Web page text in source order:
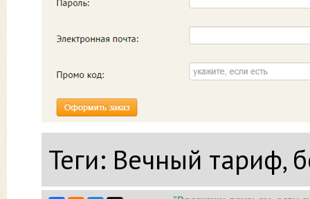
Теги: Вечный тариф,